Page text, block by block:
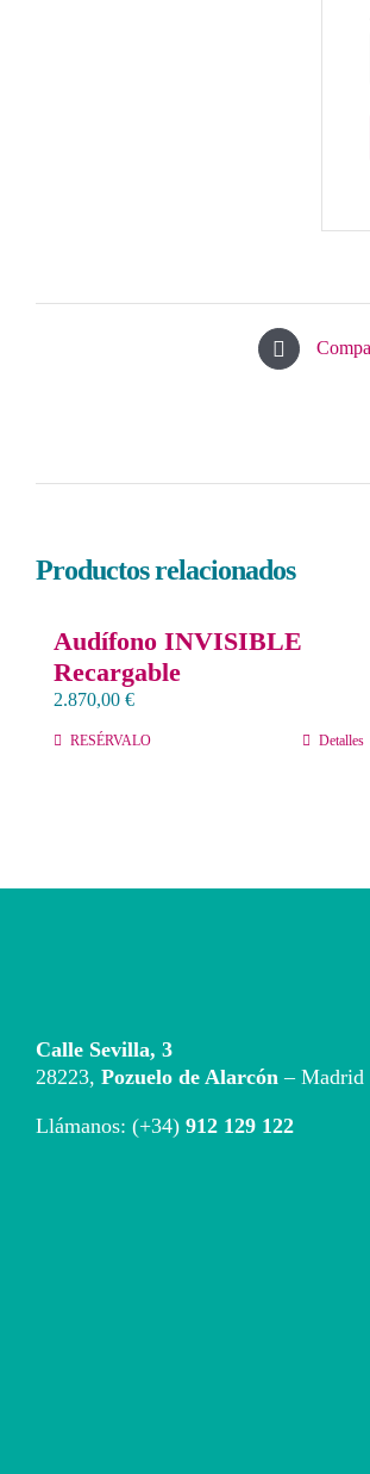
Productos relacionados
Audífono INVISIBLE
Recargable
2.870,00 €
RESÉRVALO Detalles
Calle Sevilla, 3
28223, Pozuelo de Alarcón– Madrid
Llámanos: (+34) 912 129 122